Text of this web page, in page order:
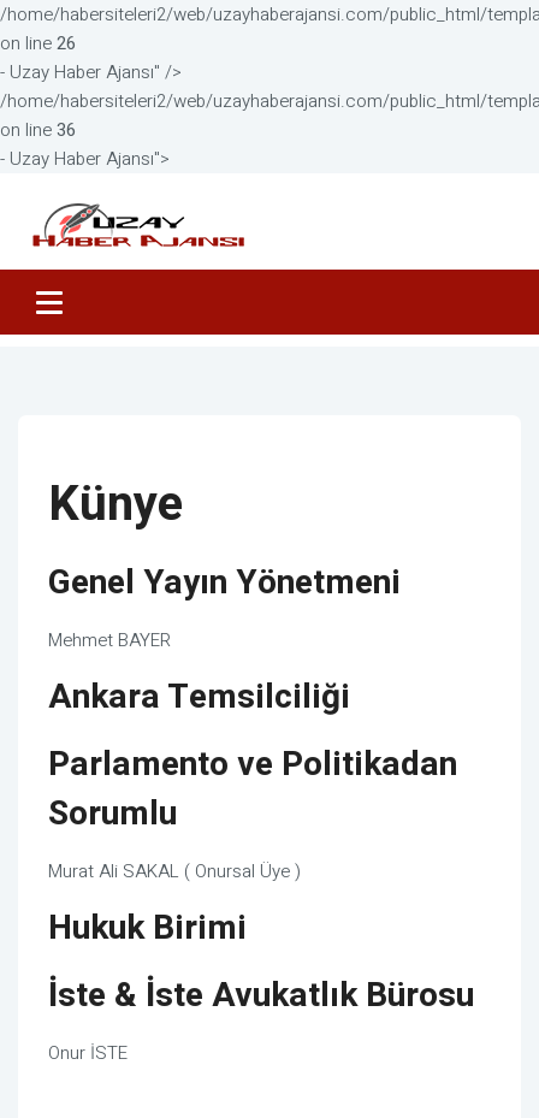
/home/habersiteleri2/web/uzayhaberajansi.com/public_html/
on line26
- Uzay Haber Ajansı" />
/home/habersiteleri2/web/uzayhaberajansi.com/public_html/
on line36
- Uzay Haber Ajansı">
Künye
Genel Yayın Yönetmeni
Mehmet BAYER
Ankara Temsilciliği
Parlamento ve Politikadan
Sorumlu
Murat Ali SAKAL ( Onursal Üye )
Hukuk Birimi
İste & İste Avukatlık Bürosu
Onur İSTE